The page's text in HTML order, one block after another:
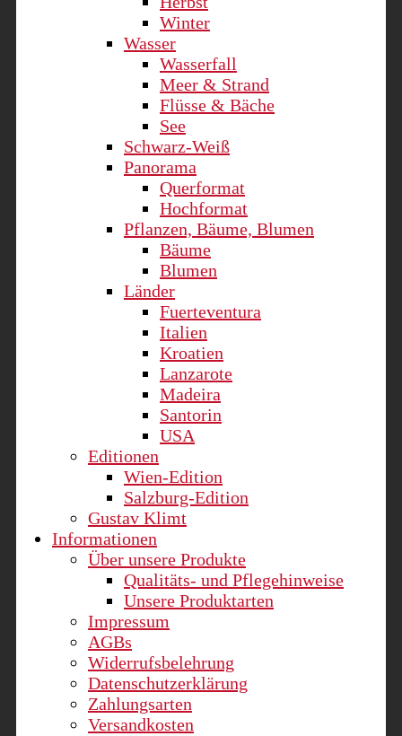
Winter
Wasser
Wasserfall
Meer & Strand
Flüsse & Bäche
See
Schwarz-Weiß
Panorama
Querformat
Hochformat
Pflanzen, Bäume, Blumen
Bäume
Blumen
Länder
Fuerteventura
Italien
Kroatien
Lanzarote
Madeira
Santorin
USA
Editionen
Wien-Edition
Salzburg-Edition
Gustav Klimt
Informationen
Über unsere Produkte
Qualitäts- und Pflegehinweise
Unsere Produktarten
Impressum
AGBs
Widerrufsbelehrung
Datenschutzerklärung
Zahlungsarten
Versandkosten